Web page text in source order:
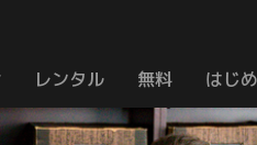
レンタル 無料 はじ